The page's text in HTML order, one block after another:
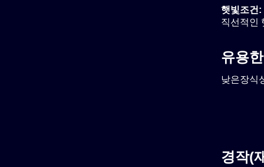
햇빛조건:
직선적인
유용
낮은장식
경작(